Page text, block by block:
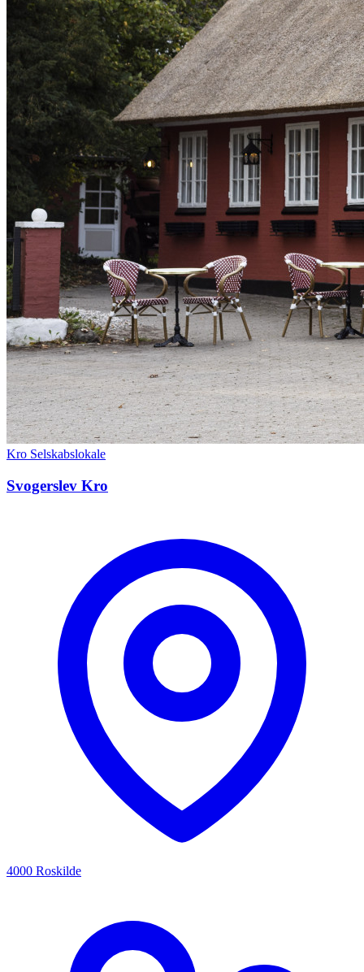
Kro Selskabslokale
Svogerslev Kro
4000 Roskilde